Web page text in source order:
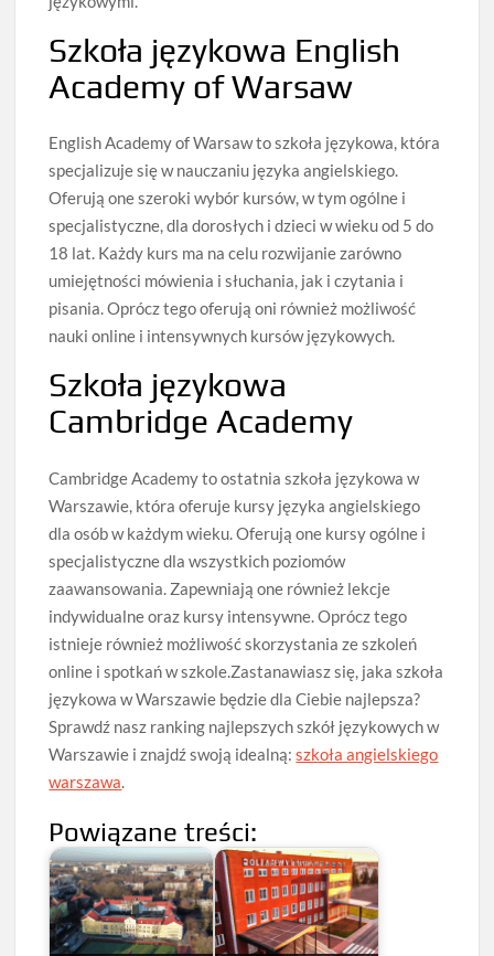
Szkoła językowa English
Academy of Warsaw
English Academy of Warsaw to szkoła językowa, która
specjalizuje się w nauczaniu języka angielskiego.
Oferują one szeroki wybór kursów, w tym ogólne i
specjalistyczne, dla dorosłych i dzieci w wieku od 5 do
18 lat. Każdy kurs ma na celu rozwijanie zarówno
umiejętności mówienia i słuchania, jak i czytania i
pisania. Oprócz tego oferują oni również możliwość
nauki online i intensywnych kursów językowych.
Szkoła językowa
Cambridge Academy
Cambridge Academy to ostatnia szkoła językowa w
Warszawie, która oferuje kursy języka angielskiego
dla osób w każdym wieku. Oferują one kursy ogólne i
specjalistyczne dla wszystkich poziomów
zaawansowania. Zapewniają one również lekcje
indywidualne oraz kursy intensywne. Oprócz tego
istnieje również możliwość skorzystania ze szkoleń
online i spotkań w szkole.Zastanawiasz się, jaka szkoła
językowa w Warszawie będzie dla Ciebie najlepsza?
Sprawdź nasz ranking najlepszych szkół językowych w
Warszawie i znajdź swoją idealną:szkoła angielskiego
warszawa.
Powiązane treści: